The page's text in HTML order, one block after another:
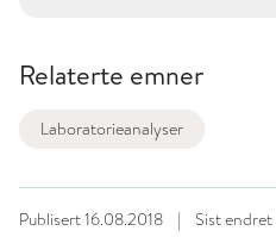
Relaterte emner
Laboratorieanalyser
Publisert16.08.2018 | Sist endret